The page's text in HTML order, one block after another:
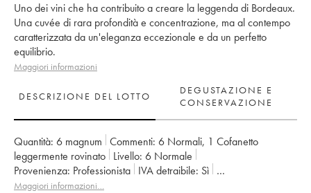
Uno dei vini che ha contribuito a creare la leggenda di Bordeaux.
Una cuvée di rara profondità e concentrazione, ma al contempo
caratterizzata da un'eleganza eccezionale e da un perfetto
equilibrio.
Maggiori informazioni
DESCRIZIONE DEL LOTTO
DEGUSTAZIONE E
CONSERVAZIONE
Quantità: 6 magnum Commenti: 6 Normali, 1 Cofanetto
leggermente rovinato Livello: 6 Normale
Provenienza:
professionista IVA detraibile:
sì
Regione: Bordeaux
Maggiori informazioni…